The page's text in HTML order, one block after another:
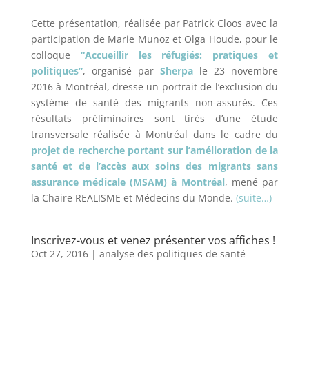
Cette présentation, réalisée par Patrick Cloos avec la
participation de Marie Munoz et Olga Houde, pour le
colloque “Accueillir les réfugiés: pratiques et
politiques”, organisé par Sherpa le 23 novembre
2016 à Montréal, dresse un portrait de l’exclusion du
système de santé des migrants non-assurés. Ces
résultats préliminaires sont tirés d’une étude
transversale réalisée à Montréal dans le cadre du
projet de recherche portant sur l’amélioration de la
santé et de l’accès aux soins des migrants sans
assurance médicale (MSAM) à Montréal, mené par
la Chaire REALISME et Médecins du Monde. (suite…)
Inscrivez-vous et venez présenter vos affiches !
Oct 27, 2016| analyse des politiques de santé